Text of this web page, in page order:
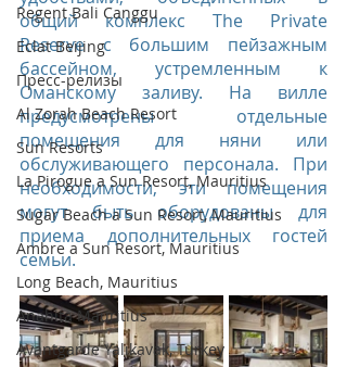
Regent Bali Canggu
Eclat Beijing
Пресс-релизы
Al Zorah Beach Resort
Sun Resorts
La Pirogue a Sun Resort, Mauritius
Sugar Beach a Sun Resort, Mauritius
Ambre a Sun Resort, Mauritius
Long Beach, Mauritius
Anahita Mauritius
Avantgarde Yalıkavak, Turkey
общий комплекс The Private
Reserve с большим пейзажным
бассейном, устремленным к
Оманскому заливу. На вилле
предусмотрены отдельные
помещения для няни или
обслуживающего персонала. При
необходимости, эти помещения
могут быть оборудованы для
приема дополнительных гостей
семьи.